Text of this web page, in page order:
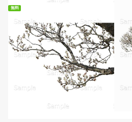
無料
無料ダウンロード